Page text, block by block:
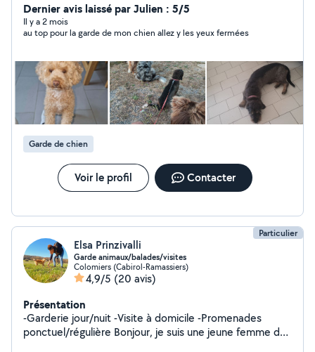
un projet que j'aimerai pouvoir avoir si des personnes
ont besoin de mes services régulièrement.
Dernier avis laissé par Julien : 5/5
Il y a 2 mois
au top pour la garde de mon chien allez y les yeux fermées
Garde de chien
Voir le profil Contacter
Particulier
Elsa Prinzivalli
Garde animaux/balades/visites
Colomiers (Cabirol-Ramassiers)
4,9/5 (20 avis)
Présentation
-Garderie jour/nuit -Visite à domicile -Promenades
ponctuel/régulière Bonjour, je suis une jeune femme de